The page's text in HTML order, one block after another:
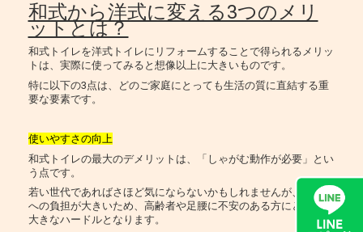
和式から洋式に変える3つのメリ
ットとは？
和式トイレを洋式トイレにリフォームすることで得られるメリッ
トは、実際に使ってみると想像以上に大きいものです。
特に以下の3点は、どのご家庭にとっても生活の質に直結する重
要な要素です。
使いやすさの向上
和式トイレの最大のデメリットは、「しゃがむ動作が必要」とい
う点です。
若い世代であればさほど気にならないかもしれませんが、膝や腰
への負担が大きいため、高齢者や足腰に不安のある方にとっては
大きなハードルとなります。